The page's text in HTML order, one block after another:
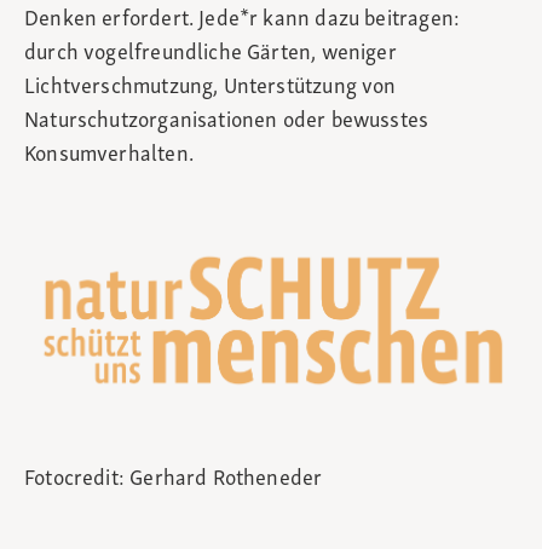
Denken erfordert. Jede*r kann dazu beitragen:
durch vogelfreundliche Gärten, weniger
Lichtverschmutzung, Unterstützung von
Naturschutzorganisationen oder bewusstes
Konsumverhalten.
Fotocredit: Gerhard Rotheneder